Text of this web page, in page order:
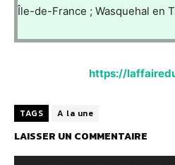
Île-de-France ; Wasquehal en
https://
TAGS A la une
LAISSER UN COMMENTAIRE